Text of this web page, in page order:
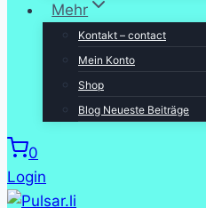
Mehr
Kontakt – contact
Mein Konto
Shop
Blog Neueste Beiträge
0
Login